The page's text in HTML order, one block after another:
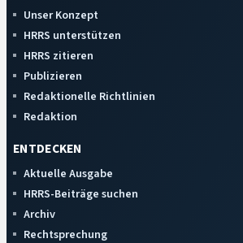
Unser Konzept
HRRS unterstützen
HRRS zitieren
Publizieren
Redaktionelle Richtlinien
Redaktion
ENTDECKEN
Aktuelle Ausgabe
HRRS-Beiträge suchen
Archiv
Rechtsprechung